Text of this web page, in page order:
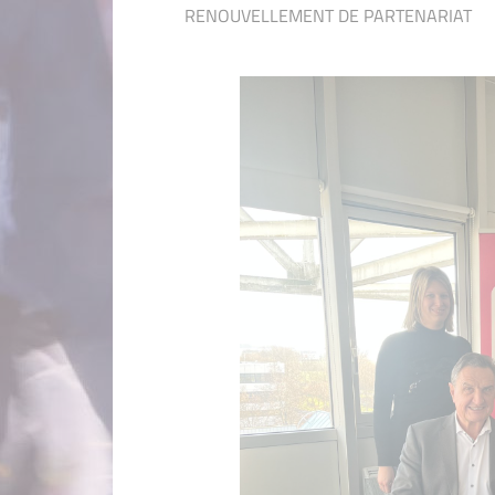
RENOUVELLEMENT DE PARTENARIAT